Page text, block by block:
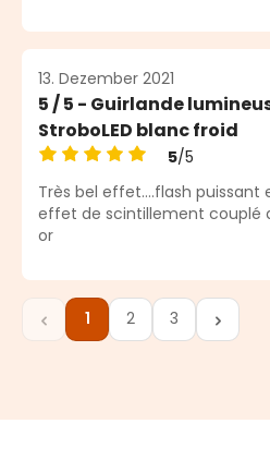
13. Dezember 2021
5 / 5 - Guirlande
StroboLED blanc froid
Durchschnittliche
5/5
Très bel effet….flash puissant
effet de scintillement couplé
or
Seite
1 Seite
2 Seite
3